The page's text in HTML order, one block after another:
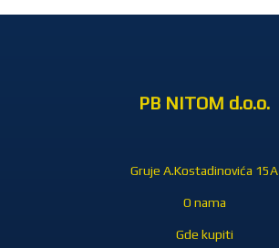
PB NITOM d.o.o.
Gruje A.Kostadinovića 15A
O nama
Gde kupiti